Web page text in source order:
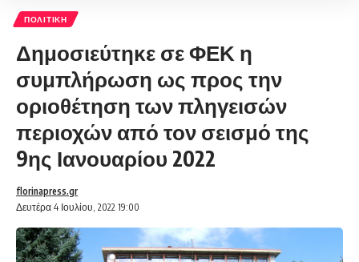
ΠΟΛΙΤΙΚΉ
Δημοσιεύτηκε σε ΦΕΚ η
συμπλήρωση ως προς την
οριοθέτηση των πληγεισών
περιοχών από τον σεισμό της
9ης Ιανουαρίου 2022
Δευτέρα 4 Ιουλίου, 2022 19:00
florinapress.gr